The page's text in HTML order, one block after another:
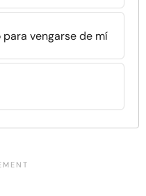
para vengarse de mí